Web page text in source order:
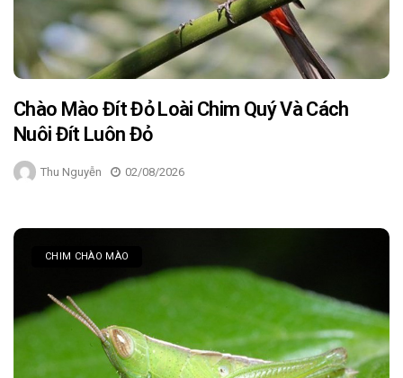
Chào Mào Đít Đỏ Loài Chim Quý Và Cách
Nuôi Đít Luôn Đỏ
Thu Nguyễn 02/08/2026
CHIM CHÀO MÀO